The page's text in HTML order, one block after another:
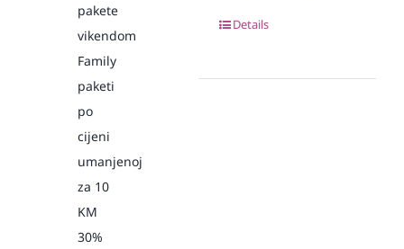
pakete
vikendom
Family
paketi
po
cijeni
umanjenoj
za 10
KM
30%
Details